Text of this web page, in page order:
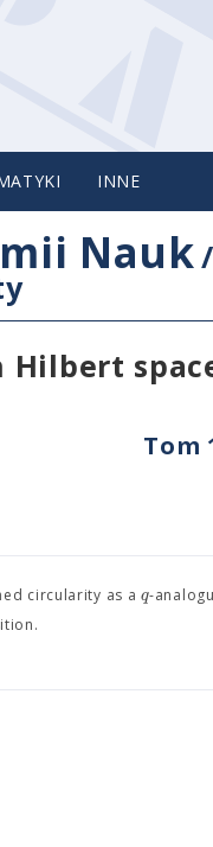
INNE
Nauk
Tom
circularity as aq-